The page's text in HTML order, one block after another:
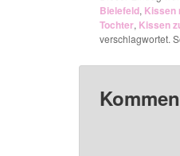
Bielefeld, Kissen
Tochter, Kissen
verschlagwortet.